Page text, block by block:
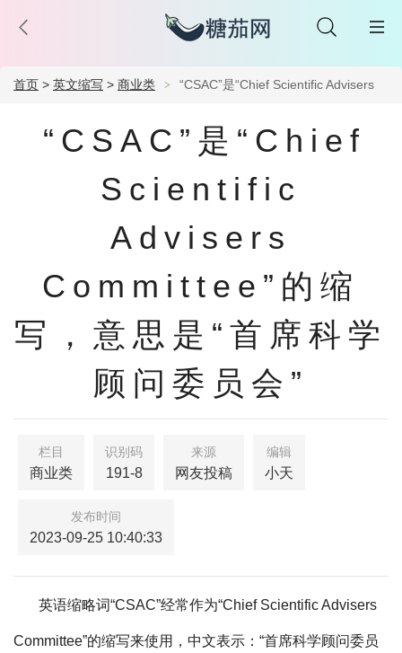
首页 > 英文缩写 > 商业类 “CSAC”是“Chief Scientific Advisers
“CSAC”是“Chief
Scientific
Advisers
Committee”的缩
写，意思是“首席科学
顾问委员会”
栏目
商业类
识别码
191-8
来源
网友投稿
编辑
小天
发布时间
2023-09-25 10:40:33
英语缩略词“CSAC”经常作为“Chief Scientific Advisers
Committee”的缩写来使用，中文表示：“首席科学顾问委员